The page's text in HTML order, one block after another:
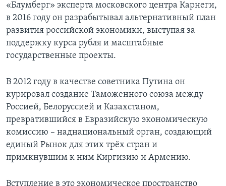
«Блумберг» эксперта московского центра Карнеги,
в 2016 году он разрабытывал альтернативный план
развития российской экономики, выступая за
поддержку курса рубля и масштабные
государственные проекты.
В 2012 году в качестве советника Путина он
курировал создание Таможенного союза между
Россией, Белоруссией и Казахстаном,
превратившийся в Евразийскую экономическую
комиссию – наднациональный орган, создающий
единый Рынок для этих трёх стран и
примкнувшим к ним Киргизию и Армению.
Вступление в это экономическое пространство